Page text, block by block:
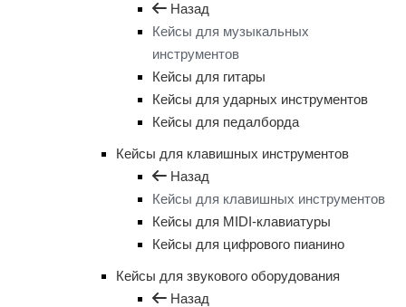
Назад
Кейсы для музыкальных
инструментов
Кейсы для гитары
Кейсы для ударных инструментов
Кейсы для педалборда
Кейсы для клавишных инструментов
Назад
Кейсы для клавишных инструментов
Кейсы для MIDI-клавиатуры
Кейсы для цифрового пианино
Кейсы для звукового оборудования
Назад